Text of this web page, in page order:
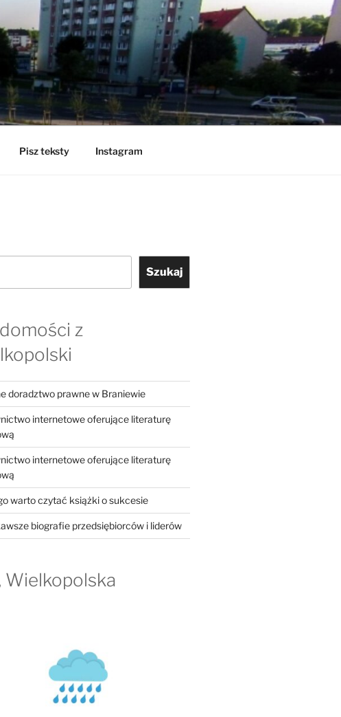
Pisz teksty Instagram
Szukaj
z
doradztwo prawne w Braniewie
internetowe oferujące literaturę
internetowe oferujące literaturę
warto czytać książki o sukcesie
biografie przedsiębiorców i liderów
Wielkopolska